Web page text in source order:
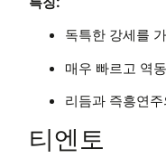
독특한 강세를
매우 빠르고 역
리듬과 즉흥연
티엔토